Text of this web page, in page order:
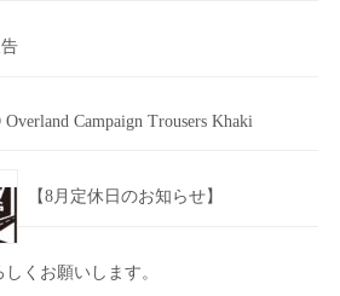
Campaign Trousers Khaki
【8月定休日のお知らせ】
しくお願いします。